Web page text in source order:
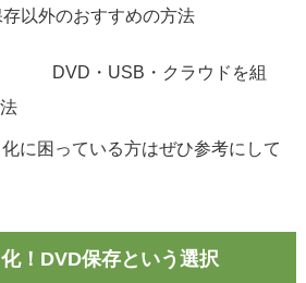
以外のおすすめの方法
・クラウドを組
て残す方法
に困っている方はぜひ参考にして
！DVD保存という選択